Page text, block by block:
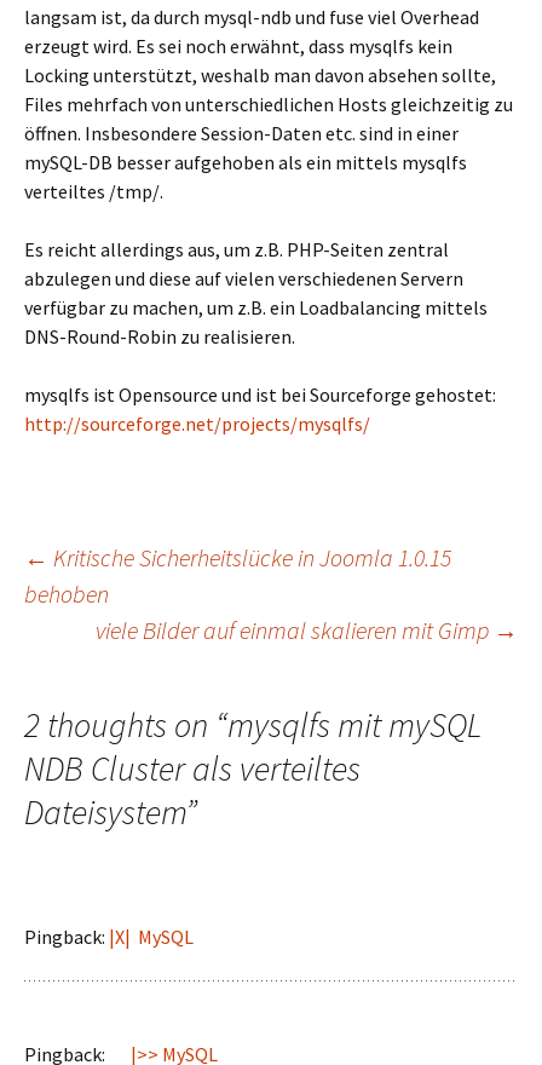
langsam ist, da durch mysql-ndb und fuse viel Overhead
erzeugt wird. Es sei noch erwähnt, dass mysqlfs kein
Locking unterstützt, weshalb man davon absehen sollte,
Files mehrfach von unterschiedlichen Hosts gleichzeitig zu
öffnen. Insbesondere Session-Daten etc. sind in einer
mySQL-DB besser aufgehoben als ein mittels mysqlfs
verteiltes /tmp/.
Es reicht allerdings aus, um z.B. PHP-Seiten zentral
abzulegen und diese auf vielen verschiedenen Servern
verfügbar zu machen, um z.B. ein Loadbalancing mittels
DNS-Round-Robin zu realisieren.
mysqlfs ist Opensource und ist bei Sourceforge gehostet:
http://sourceforge.net/projects/mysqlfs/
Post
navigation
← Kritische Sicherheitslücke in Joomla 1.0.15
behoben
viele Bilder auf einmal skalieren mit Gimp →
2 thoughts on “mysqlfs mit mySQL
NDB Cluster als verteiltes
Dateisystem”
Pingback: |X| MySQL
Pingback: |>> MySQL